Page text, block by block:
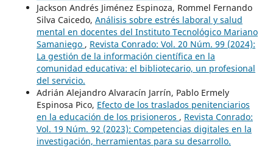
Jackson Andrés Jiménez Espinoza, Rommel Fernando
Silva Caicedo, Análisis sobre estrés laboral y salud
mental en docentes del Instituto Tecnológico Mariano
Samaniego , Revista Conrado: Vol. 20 Núm. 99 (2024):
La gestión de la información científica en la
comunidad educativa: el bibliotecario, un profesional
del servicio.
Adrián Alejandro Alvaracín Jarrín, Pablo Ermely
Espinosa Pico, Efecto de los traslados penitenciarios
en la educación de los prisioneros , Revista Conrado:
Vol. 19 Núm. 92 (2023): Competencias digitales en la
investigación, herramientas para su desarrollo.